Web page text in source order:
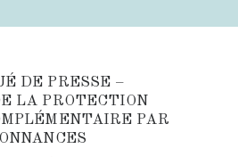
DE PRESSE –
LA PROTECTION
PAR